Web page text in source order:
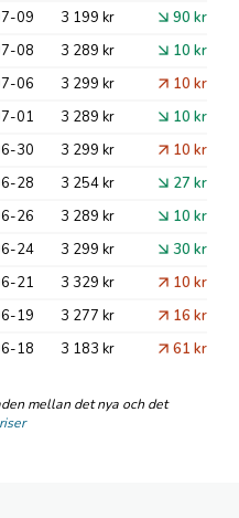
09 3 199 kr
90 kr
08 3 289 kr
10 kr
06 3 299 kr
10 kr
01 3 289 kr
10 kr
30 3 299 kr
10 kr
28 3 254 kr
27 kr
26 3 289 kr
10 kr
24 3 299 kr
30 kr
21 3 329 kr
10 kr
19 3 277 kr
16 kr
18 3 183 kr 61 kr
mellan det nya och det